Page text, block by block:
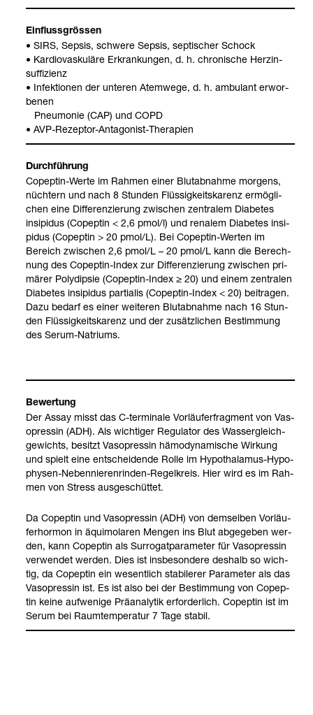
Ein­fluss­grös­sen
• SIRS, Sep­sis, schwere Sep­sis, sep­ti­scher Schock
• Kar­dio­vas­ku­läre Erkran­kun­gen, d. h. chro­ni­sche Herz­in­
suf­fi­zi­enz
• Infek­tio­nen der unte­ren Atem­wege, d. h. ambu­lant erwor­
be­nen
Pneu­mo­nie (CAP) und COPD
• AVP-​Rezep­tor-​Ant­ago­nist-​The­ra­pien
Durch­füh­rung
Copep­tin-​Werte im Rah­men einer Blut­ab­nahme mor­gens,
nüch­tern und nach 8 Stun­den Flüs­sig­keits­ka­renz ermög­li­
chen eine Dif­fe­ren­zie­rung zwi­schen zen­tra­lem Dia­be­tes
insi­pi­dus (Copep­tin < 2,6 pmol/l) und rena­lem Dia­be­tes insi­
pi­dus (Copep­tin > 20 pmol/L). Bei Copep­tin-​Wer­ten im
Bereich zwi­schen 2,6 pmol/L – 20 pmol/L kann die Berech­
nung des Copep­tin-​Index zur Dif­fe­ren­zie­rung zwi­schen pri­
mä­rer Poly­di­psie (Copep­tin-​Index≥ 20) und einem zen­tra­len
Dia­be­tes insi­pi­dus par­tia­lis (Copep­tin-​Index < 20) bei­tra­gen.
Dazu bedarf es einer wei­te­ren Blut­ab­nahme nach 16 Stun­
den Flüs­sig­keits­ka­renz und der zusätz­li­chen Bestim­mung
des Serum-​Natri­ums.
Bewer­tung
Der Assay misst das C-​ter­mi­nale Vor­läu­fer­frag­ment von Vas­
opres­sin (ADH). Als wich­ti­ger Regu­la­tor des Was­ser­gleich­
ge­wichts, besitzt Vas­opres­sin hämo­dy­na­mi­sche Wir­kung
und spielt eine ent­schei­dende Rolle im Hypo­tha­la­mus-​Hypo­
phy­sen-​Neben­nie­ren­rin­den-​Regel­kreis. Hier wird es im Rah­
men von Stress aus­ge­schüt­tet.
Da Copep­tin und Vas­opres­sin (ADH) von dem­sel­ben Vor­läu­
fer­hor­mon in äqui­mo­la­ren Men­gen ins Blut abge­ge­ben wer­
den, kann Copep­tin als Sur­ro­gat­pa­ra­me­ter für Vas­opres­sin
ver­wen­det wer­den. Dies ist ins­be­son­dere des­halb so wich­
tig, da Copep­tin ein wesent­lich sta­bi­le­rer Para­me­ter als das
Vas­opres­sin ist. Es ist also bei der Bestim­mung von Copep­
tin keine auf­we­nige Prä­ana­ly­tik erfor­der­lich. Copep­tin ist im
Serum bei Raum­tem­pe­ra­tur 7 Tage sta­bil.
Osmo­la­li­tät
ADH (anti­di­ure­ti­sches Hor­